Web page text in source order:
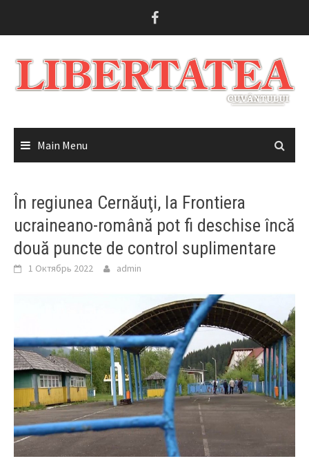
Main Menu
În regiunea Cernăuţi, la Frontiera
ucraineano-română pot fi deschise încă
două puncte de control suplimentare
1 Октябрь 2022 admin